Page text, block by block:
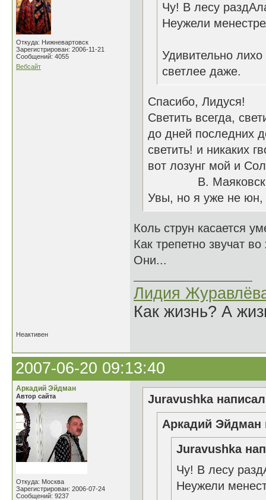
Откуда: Нижневартовск
Зарегистрирован: 2006-11-21
Сообщений: 4055
Вебсайт
Чу! В лесу
Неужели
Удивительно
светлее даже.
Спасибо, Лидуся!
Светить всегда,
до дней последних
светить! и никаких
вот лозунг мой и
В.
Увы, но я уже не юн,
Коль струн касается
Как трепетно звучат
Они...
Лидия
Как жизнь? А
Неактивен
2007-06-20 09:13:40
Аркадий Эйдман
Автор сайта
Откуда: Москва
Зарегистрирован: 2006-07-24
Сообщений: 9237
Juravushka
Аркадий Эйдман
Juravushka
Чу! В лесу
Неужели